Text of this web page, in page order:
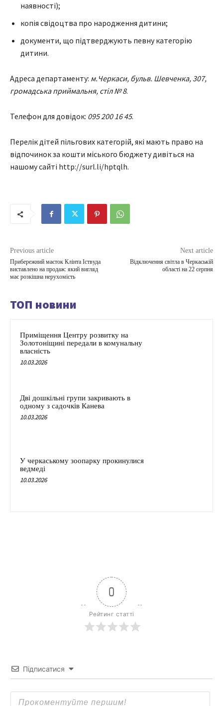
наявності);
копія свідоцтва про народження дитини;
документи, що підтверджують певну категорію
дитини.
Адреса департаменту: м.Черкаси, бульв. Шевченка, 307,
громадська приймальня, стіл № 8.
Телефон для довідок: 095 200 16 45.
Перелік дітей пільгових категорій, які мають право на
відпочинок за кошти міського бюджету дивіться на
нашому сайті http://surl.li/hptqlh.
Previous article
Прибережний маєток Клінта Іствуда
виставлено на продаж: який вигляд
має розкішна нерухомість
Next article
Відключення світла в Черкаській
області на 22 серпня
ТОП новини
Приміщення Центру розвитку на
Золотоніщині передали в комунальну
власність
10.03.2026
Дві дошкільні групи закривають в
одному з садочків Канева
10.03.2026
У черкаському зоопарку прокинулися
ведмеді
10.03.2026
0
Рейтинг статті
Підписатися